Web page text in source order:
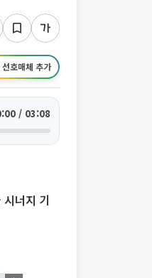
선호매체 추가
/ 03:08
너지 기